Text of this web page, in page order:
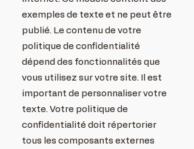
exemples de texte et ne peut être
publié. Le contenu de votre
politique de confidentialité
dépend des fonctionnalités que
vous utilisez sur votre site. Il est
important de personnaliser votre
texte. Votre politique de
confidentialité doit répertorier
tous les composants externes